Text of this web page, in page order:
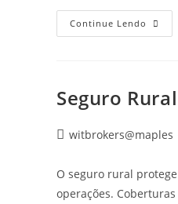
Continue Lendo
Seguro
witbrokers@maples
O seguro rural
operações.